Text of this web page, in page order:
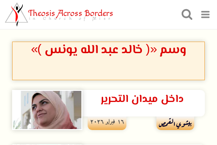
Theosis Across Borders
in Church of Misr
وسم «( خالد عبد الله يونس )»
داخل ميدان التحرير
بيشوي القمص ۱٦ فبراير ۲۰۲٦